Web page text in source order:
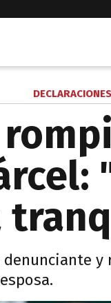
DECLARACIONES
y